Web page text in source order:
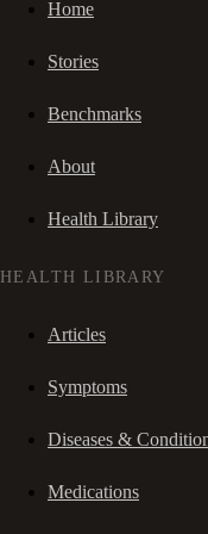
Home
Stories
Benchmarks
About
Health Library
HEALTH LIBRARY
Articles
Symptoms
Diseases &
Medications